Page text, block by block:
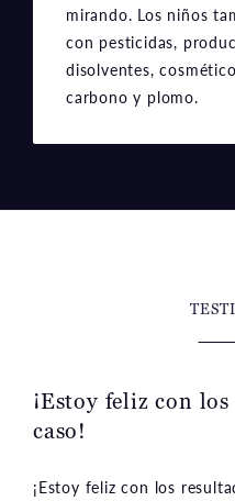
mirando. Los niños
con pesticidas,
disolventes,
carbono y plomo.
¡Estoy feliz con
caso!
¡Estoy feliz con los